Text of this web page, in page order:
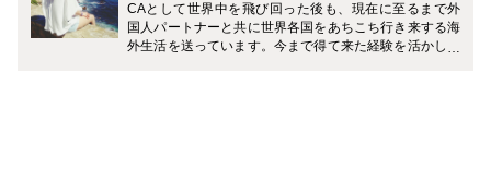
CAとして世界中を飛び回った後も、現在に至るまで外
国人パートナーと共に世界各国をあちこち行き来する海
外生活を送っています。今まで得て来た経験を活かし、